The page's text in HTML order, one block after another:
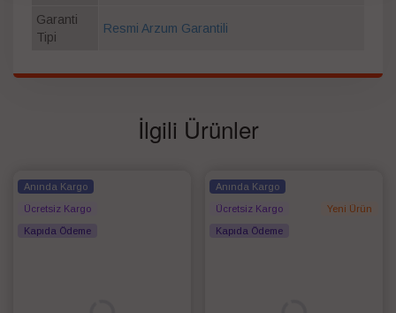
Garanti
Tipi
Resmi Arzum Garantili
İlgili Ürünler
Anında Kargo
Ücretsiz Kargo
Kapıda Ödeme
Yeni Ürün
Anında Kargo
Ücretsiz Kargo
Kapıda Ödeme